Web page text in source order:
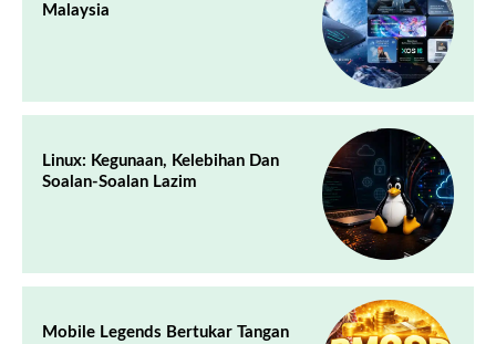
Malaysia
Linux: Kegunaan, Kelebihan Dan
Soalan-Soalan Lazim
Mobile Legends Bertukar Tangan